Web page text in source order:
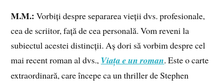
M.M.: Vorbiți despre separarea vieții dvs. profesionale,
cea de scriitor, față de cea personală. Vom reveni la
subiectul acestei distincții. Aș dori să vorbim despre cel
mai recent roman al dvs., Viața e un roman. Este o carte
extraordinară, care începe ca un thriller de Stephen